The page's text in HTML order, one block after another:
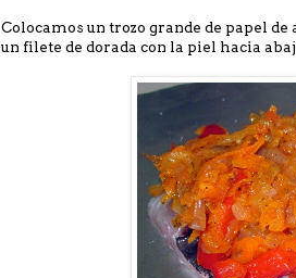
Colocamos un trozo grande de papel
un filete de dorada con la piel hacia